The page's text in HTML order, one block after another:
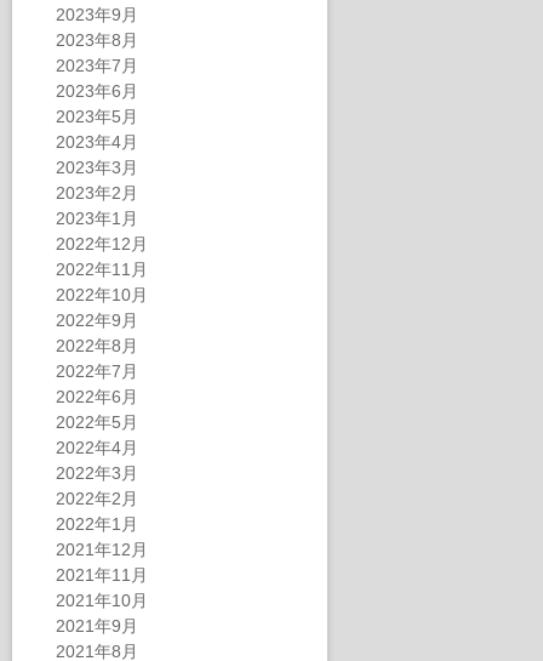
2023年9月
2023年8月
2023年7月
2023年6月
2023年5月
2023年4月
2023年3月
2023年2月
2023年1月
2022年12月
2022年11月
2022年10月
2022年9月
2022年8月
2022年7月
2022年6月
2022年5月
2022年4月
2022年3月
2022年2月
2022年1月
2021年12月
2021年11月
2021年10月
2021年9月
2021年8月